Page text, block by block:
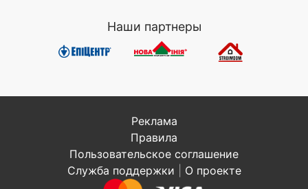
Наши партнеры
Реклама
Правила
Пользовательское соглашение
Служба поддержки
О проекте